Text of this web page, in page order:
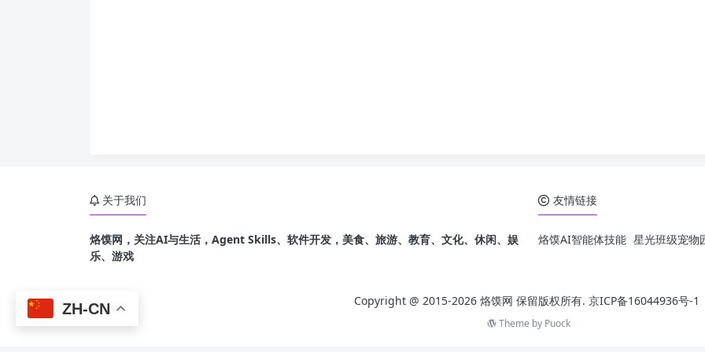
关于我们
烙馍网，关注AI与生活，Agent Skills、软件开发，美食、旅游、教育、文化、休闲、娱
乐、游戏
友情链接
烙馍AI智能体技能 星光班级宠物
Copyright @ 2015-2026 烙馍网 保留版权所有. 京ICP备16044936号-1
Theme by Puock
ZH-CN